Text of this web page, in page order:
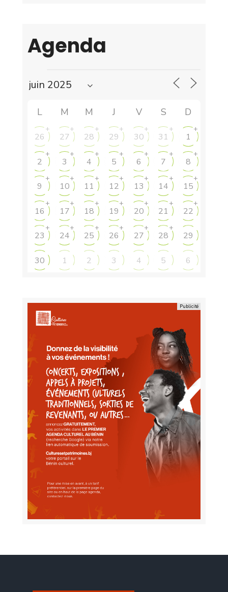
Agenda
L M M J V S D
26
+
27
+
28
+
29
+
30
+
31
+
1
+
2
+
3
+
4
+
5
+
6
+
7
+
8
+
9
+
10
+
11
+
12
+
13
+
14
+
15
+
16
+
17
+
18
+
19
+
20
+
21
+
22
+
23
+
24
+
25
+
26
+
27
+
28
+
29
30 1 2 3 4 5 6